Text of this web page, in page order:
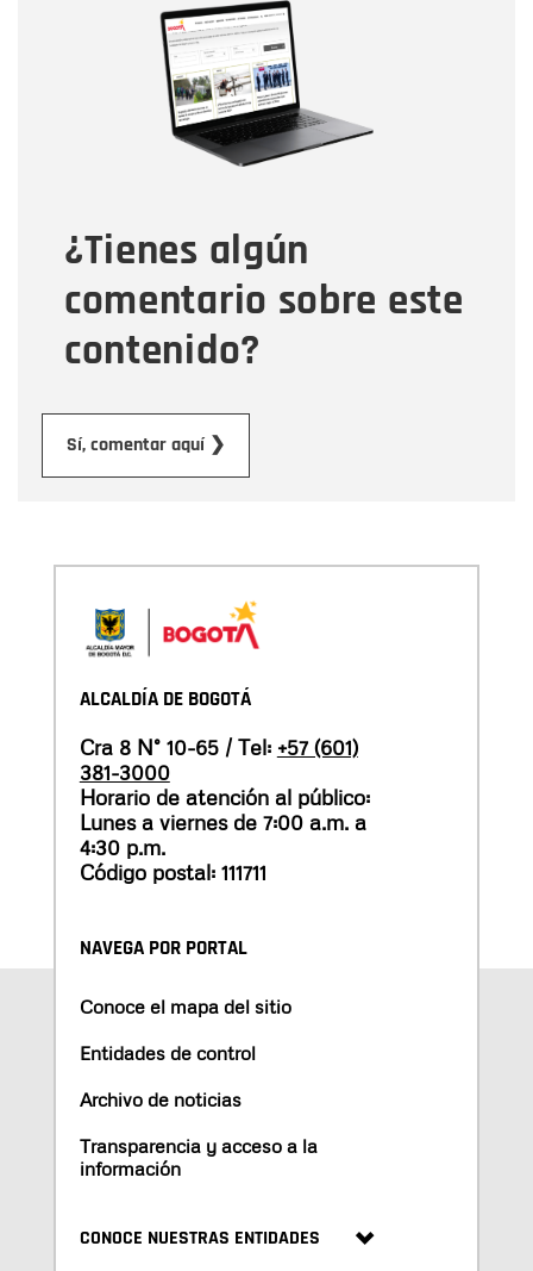
¿Tienes algún
comentario sobre este
contenido?
Sí, comentar aquí ❯
Correo electrónico
Tipo de comentario
Mensaje
ALCALDÍA DE BOGOTÁ
Cra 8 N° 10-65 / Tel: +57 (601)
381-3000
Horario de atención al público:
Lunes a viernes de 7:00 a.m. a
4:30 p.m.
Código postal: 111711
NAVEGA POR PORTAL
Conoce el mapa del sitio
Entidades de control
Archivo de noticias
Transparencia y acceso a la
información
CONOCE NUESTRAS ENTIDADES